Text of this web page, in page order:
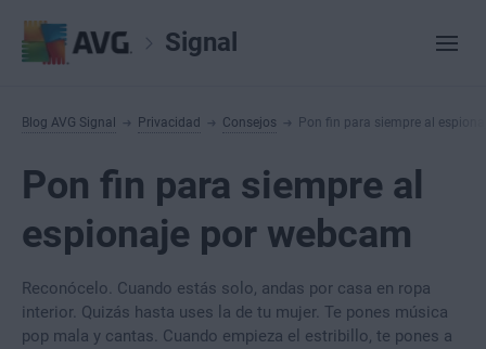
Signal
Blog AVG Signal Privacidad Consejos Pon fin para siempre al
Pon fin para siempre al
espionaje por webcam
Reconócelo. Cuando estás solo, andas por casa en ropa
interior. Quizás hasta uses la de tu mujer. Te pones música
pop mala y cantas. Cuando empieza el estribillo, te pones a